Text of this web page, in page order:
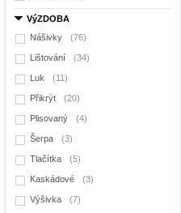
VýZDOBA
Nášivky
(76)
Lištování (34)
Luk (11)
Přikrýt (20)
Plisovaný (4)
Šerpa (3)
Tlačítka (5)
Kaskádové (3)
Výšivka (7)